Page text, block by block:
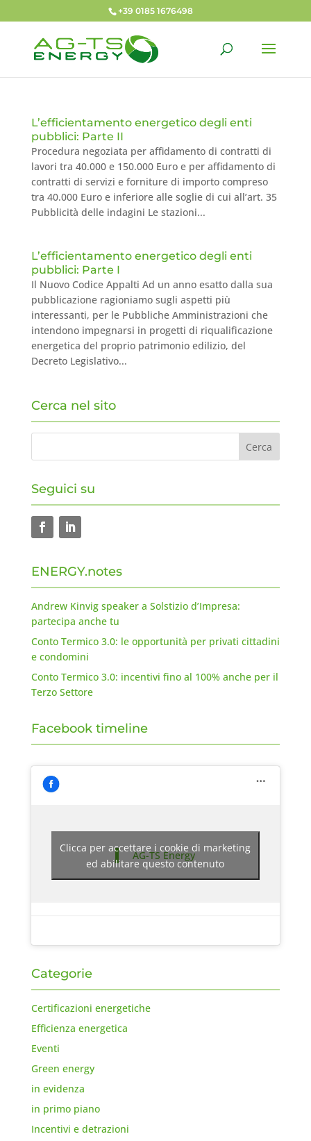
+39 0185 1676498
L’efficientamento energetico degli enti
pubblici: Parte II
Procedura negoziata per affidamento di contratti di
lavori tra 40.000 e 150.000 Euro e per affidamento di
contratti di servizi e forniture di importo compreso
tra 40.000 Euro e inferiore alle soglie di cui all’art. 35
Pubblicità delle indagini Le stazioni...
L’efficientamento energetico degli enti
pubblici: Parte I
Il Nuovo Codice Appalti Ad un anno esatto dalla sua
pubblicazione ragioniamo sugli aspetti più
interessanti, per le Pubbliche Amministrazioni che
intendono impegnarsi in progetti di riqualificazione
energetica del proprio patrimonio edilizio, del
Decreto Legislativo...
Cerca nel sito
Seguici su
ENERGY.notes
Andrew Kinvig speaker a Solstizio d’Impresa:
partecipa anche tu
Conto Termico 3.0: le opportunità per privati cittadini
e condomini
Conto Termico 3.0: incentivi fino al 100% anche per il
Terzo Settore
Facebook timeline
AG-TS Energy
Clicca per accettare i cookie di marketing
ed abilitare questo contenuto
Categorie
Certificazioni energetiche
Efficienza energetica
Eventi
Green energy
in evidenza
in primo piano
Incentivi e detrazioni